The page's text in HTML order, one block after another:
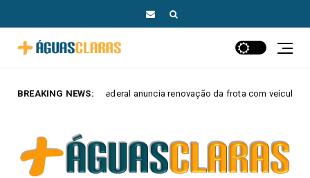
BREAKING NEWS:
anuncia renovação da frota com veículos elétricos e híbridos